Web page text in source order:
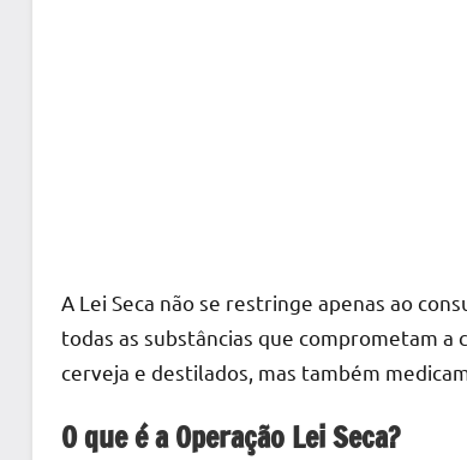
A Lei Seca não se restringe apenas ao
todas as substâncias que comprometam a
cerveja e destilados, mas também
O que é a Operação Lei Seca?